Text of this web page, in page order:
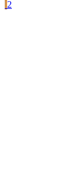
2